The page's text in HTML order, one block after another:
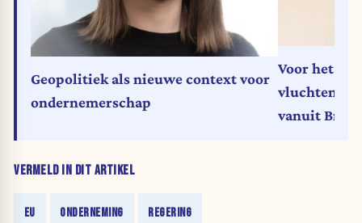
VERMELD IN DIT ARTIKEL
EU ONDERNEMING REGERING
Geopolitiek als nieuwe context voor
ondernemerschap
Voor het
vluchten
vanuit